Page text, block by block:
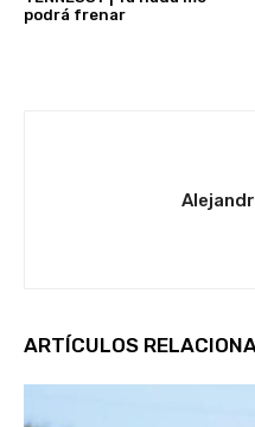
podrá frenar
ARTÍCULOS